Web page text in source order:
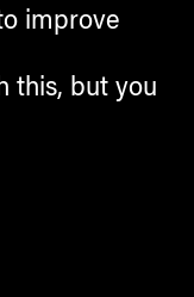
improve
this, but you